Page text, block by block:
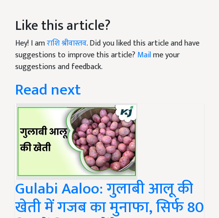
Like this article?
Hey! I amराशि श्रीवास्तव. Did you liked this article and have
suggestions to improve this article? Mailme your
suggestions and feedback.
Read next
Gulabi Aaloo: गुलाबी आलू की
खेती में गजब का मुनाफा, सिर्फ 80